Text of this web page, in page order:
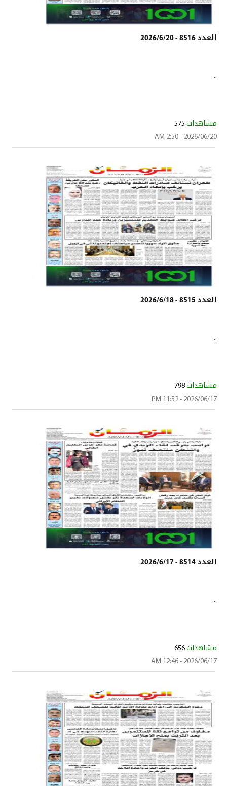
العدد 8516 - 2026/6/20
...
مشاهدات 575
2026/06/20 - 2:50 AM
العدد 8515 - 2026/6/18
...
مشاهدات 798
2026/06/17 - 11:52 PM
العدد 8514 - 2026/6/17
...
مشاهدات 656
2026/06/17 - 12:46 AM